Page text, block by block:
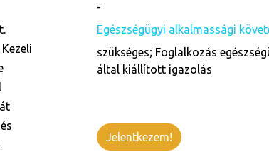
-
Egészségügyi alkalmassági
szükséges; Foglalkozás
által kiállított igazolás
Jelentkezem!